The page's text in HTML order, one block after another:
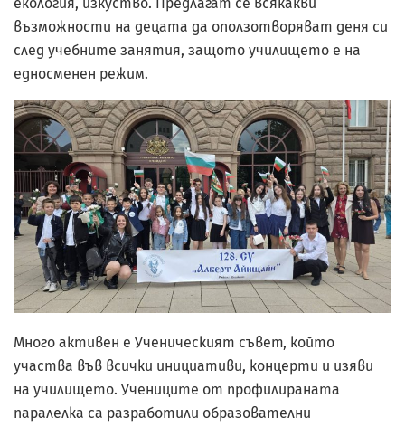
възможности на децата да оползотворяват деня си
след учебните занятия, защото училището е на
едносменен режим.
Много активен е Ученическият съвет, който
участва във всички инициативи, концерти и изяви
на училището. Учениците от профилираната
паралелка са разработили образователни